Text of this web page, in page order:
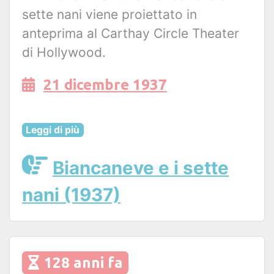
sette nani viene proiettato in
anteprima al Carthay Circle Theater
di Hollywood.
21 dicembre 1937
Leggi di più
Biancaneve e i sette
nani (1937)
128 anni fa